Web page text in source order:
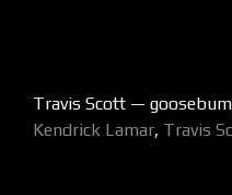
Travis Scott —
Kendrick Lamar, Travis